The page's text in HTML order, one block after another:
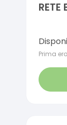
RETE
Prima